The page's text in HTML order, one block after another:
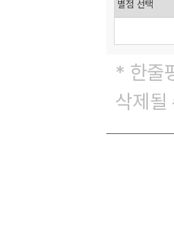
* 한줄
삭제될